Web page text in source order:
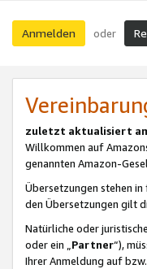
Anmelden oder
zuletzt aktualisiert
Willkommen auf
genannten Amazon-
Übersetzungen stehen
den Übersetzungen gilt
Natürliche oder
oder ein „Partner“),
Ihrer Anmeldung auf